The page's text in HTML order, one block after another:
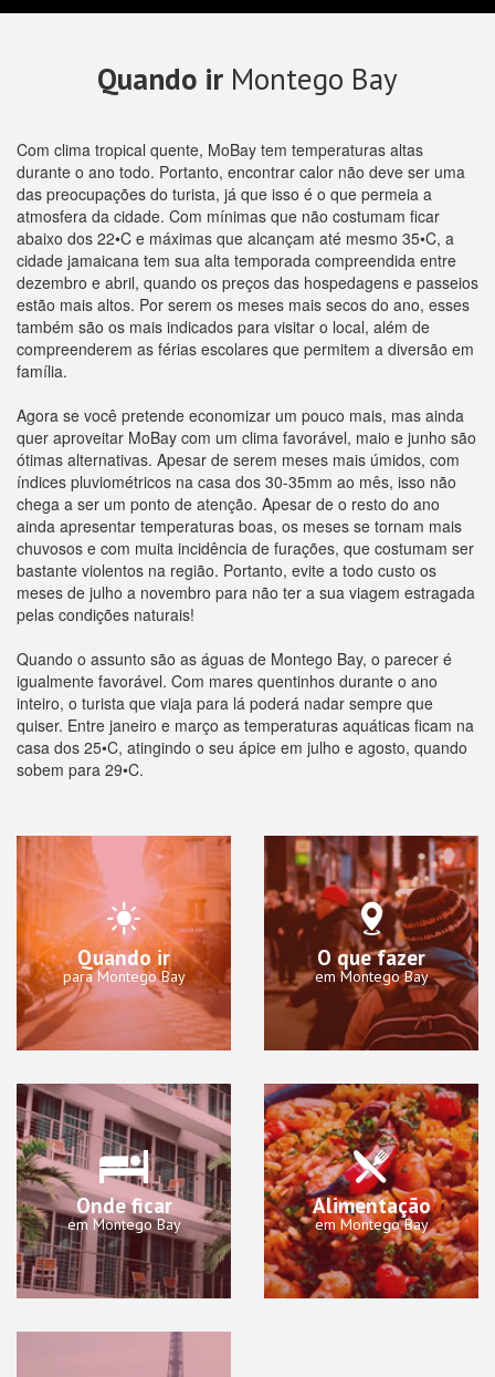
Quando ir Montego Bay
Com clima tropical quente, MoBay tem temperaturas altas
durante o ano todo. Portanto, encontrar calor não deve ser uma
das preocupações do turista, já que isso é o que permeia a
atmosfera da cidade. Com mínimas que não costumam ficar
abaixo dos 22•C e máximas que alcançam até mesmo 35•C, a
cidade jamaicana tem sua alta temporada compreendida entre
dezembro e abril, quando os preços das hospedagens e passeios
estão mais altos. Por serem os meses mais secos do ano, esses
também são os mais indicados para visitar o local, além de
compreenderem as férias escolares que permitem a diversão em
família.
Agora se você pretende economizar um pouco mais, mas ainda
quer aproveitar MoBay com um clima favorável, maio e junho são
ótimas alternativas. Apesar de serem meses mais úmidos, com
índices pluviométricos na casa dos 30-35mm ao mês, isso não
chega a ser um ponto de atenção. Apesar de o resto do ano
ainda apresentar temperaturas boas, os meses se tornam mais
chuvosos e com muita incidência de furações, que costumam ser
bastante violentos na região. Portanto, evite a todo custo os
meses de julho a novembro para não ter a sua viagem estragada
pelas condições naturais!
Quando o assunto são as águas de Montego Bay, o parecer é
igualmente favorável. Com mares quentinhos durante o ano
inteiro, o turista que viaja para lá poderá nadar sempre que
quiser. Entre janeiro e março as temperaturas aquáticas ficam na
casa dos 25•C, atingindo o seu ápice em julho e agosto, quando
sobem para 29•C.
Quando ir
para Montego Bay
O que fazer
em Montego Bay
Onde ficar
em Montego Bay
Alimentação
em Montego Bay